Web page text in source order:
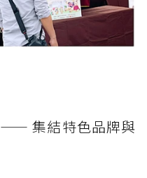
—— 集結特色品牌與